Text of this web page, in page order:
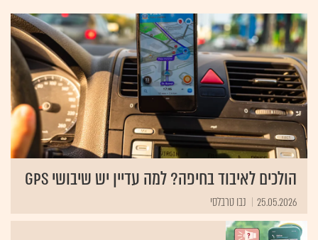
הולכים לאיבוד בחיפה? למה עדיין יש שיבושי GPS
25.05.2026 נבו טרבלסי